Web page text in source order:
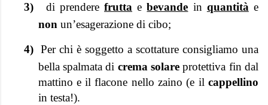
3)
di prenderefrutta ebevande in quantitàe
nonun’esagerazione di cibo;
4) Per chi è soggetto a scottature consigliamo una
bella spalmata di crema solareprotettiva fin dal
mattino e il flacone nello zaino (e il cappellino
in testa!).